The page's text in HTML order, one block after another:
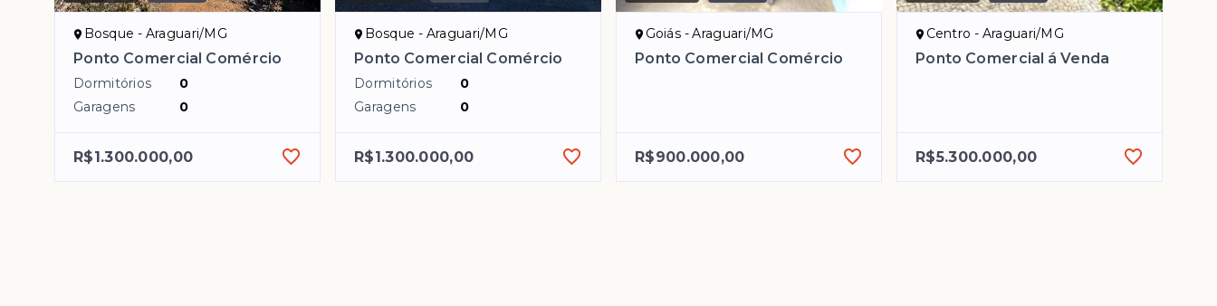
Bosque - Araguari/MG
Ponto Comercial Comércio
Dormitórios
0
Garagens
0
R$1.300.000,00
Bosque - Araguari/MG
Ponto Comercial Comércio
Dormitórios
0
Garagens
0
R$1.300.000,00
Goiás - Araguari/MG
Ponto Comercial Comércio
R$900.000,00
Centro - Araguari/MG
Ponto Comercial á Venda
R$5.300.000,00